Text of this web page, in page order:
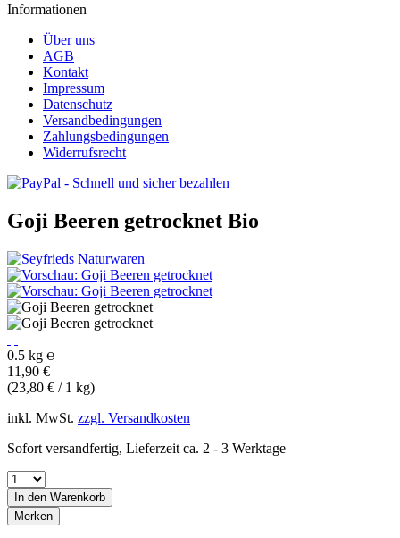
Informationen
Über uns
AGB
Kontakt
Impressum
Datenschutz
Versandbedingungen
Zahlungsbedingungen
Widerrufsrecht
Goji Beeren getrocknet Bio
0.5 kg ℮
11,90 €
(23,80 € / 1 kg)
inkl. MwSt. zzgl. Versandkosten
Sofort versandfertig, Lieferzeit ca. 2 - 3 Werktage
In den Warenkorb
Merken